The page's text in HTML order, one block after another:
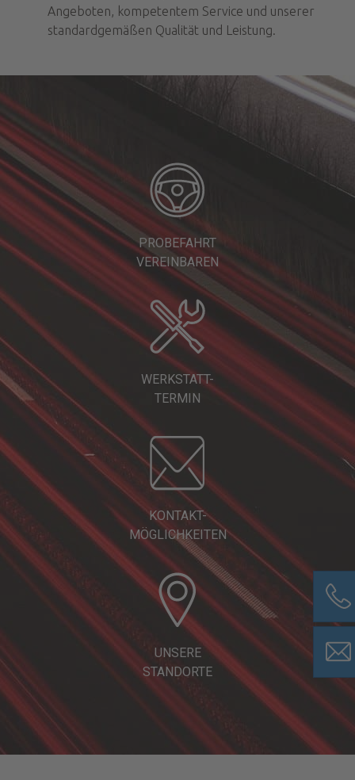
Angeboten, kompetentem Service und unserer
standardgemäßen Qualität und Leistung.
PROBEFAHRT
VEREINBAREN
WERKSTATT-
TERMIN
KONTAKT-
MÖGLICHKEITEN
UNSERE
STANDORTE